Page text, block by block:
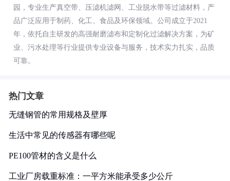
园，专业生产真空带、压滤机滤网、工业脱水带等过滤材料，产
品广泛应用于制药、化工、食品及环保领域。公司成立于2021
年，依托自主研发的高强耐磨滤布和定制化过滤解决方案，为矿
业、污水处理等行业提供专业设备与服务，技术实力扎实，品质
可靠。
热门文章
无缝钢管的常用规格及壁厚
生活中常见的传感器有哪些呢
PE100管材的含义是什么
工业厂房载重标准：一平方米能承受多少公斤